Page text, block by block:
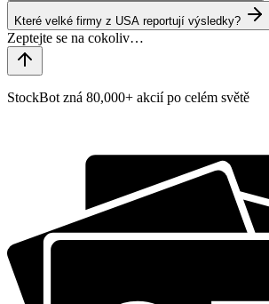
Které velké firmy z USA reportují výsledky?
StockBot zná 80,000+ akcií po celém světě